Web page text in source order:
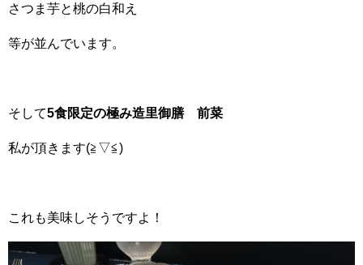
さつま芋と桃の白和え
等が並んでいます。
そして5食限定の極み造里御膳 前菜
私が頂きます(≧▽≦)
これも美味しそうですよ！